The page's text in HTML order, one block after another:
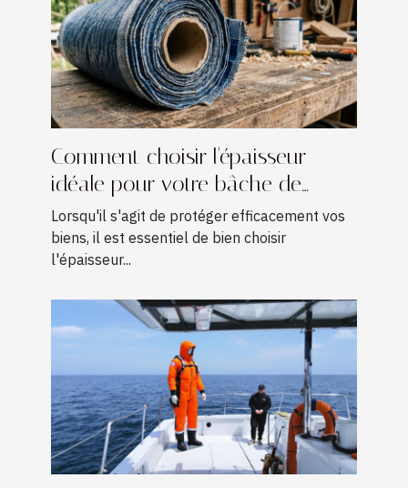
Comment choisir l'épaisseur
idéale pour votre bâche de
protection ?
Lorsqu'il s'agit de protéger efficacement vos
biens, il est essentiel de bien choisir
l'épaisseur...